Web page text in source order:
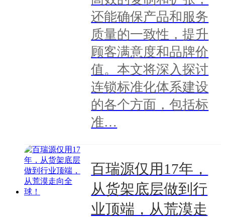
还能确保产品和服务
质量的一致性，提升
顾客满意度和品牌价
值。本文将深入探讨
连锁标准化体系建设
的各个方面，包括标
准…
百瑞源仅用17年，
从货架底层做到行
业顶端，从荒漠走